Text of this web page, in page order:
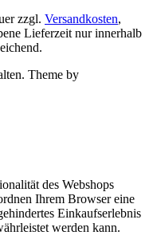
zzgl. Versandkosten,
Lieferzeit nur innerhalb
Theme by
des Webshops
Ihrem Browser eine
Einkaufserlebnis
werden kann.